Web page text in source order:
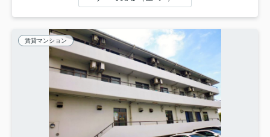
賃貸マンション